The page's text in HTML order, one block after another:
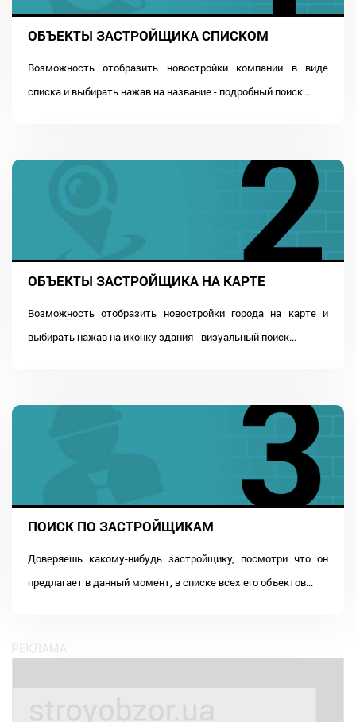
ОБЪЕКТЫ ЗАСТРОЙЩИКА СПИСКОМ
Возможность отобразить новостройки компании в виде
списка и выбирать нажав на название - подробный поиск...
ОБЪЕКТЫ ЗАСТРОЙЩИКА НА КАРТЕ
Возможность отобразить новостройки города на карте и
выбирать нажав на иконку здания - визуальный поиск...
ПОИСК ПО ЗАСТРОЙЩИКАМ
Доверяешь какому-нибудь застройщику, посмотри что он
предлагает в данный момент, в списке всех его объектов...